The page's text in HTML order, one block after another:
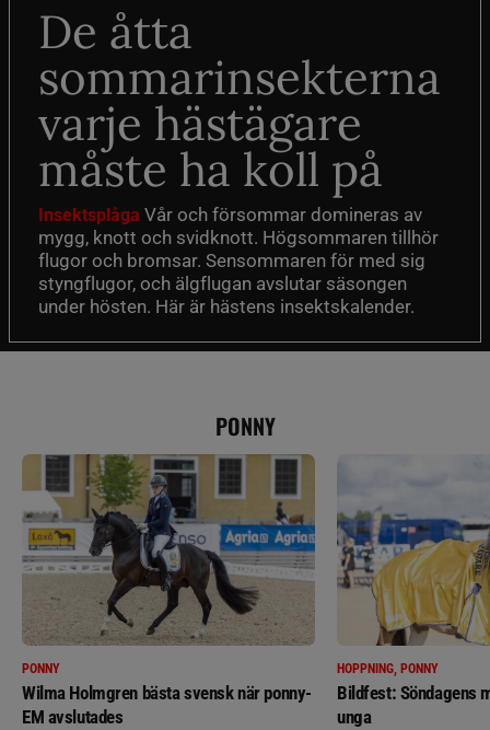
De åtta
sommarinsekterna
varje hästägare
måste ha koll på
Insektsplåga Vår och försommar domineras av
mygg, knott och svidknott. Högsommaren tillhör
flugor och bromsar. Sensommaren för med sig
styngflugor, och älgflugan avslutar säsongen
under hösten. Här är hästens insektskalender.
PONNY
PONNY
Wilma Holmgren bästa svensk när ponny-
EM avslutades
HOPPNING, PONNY
Bildfest: Söndagens
unga